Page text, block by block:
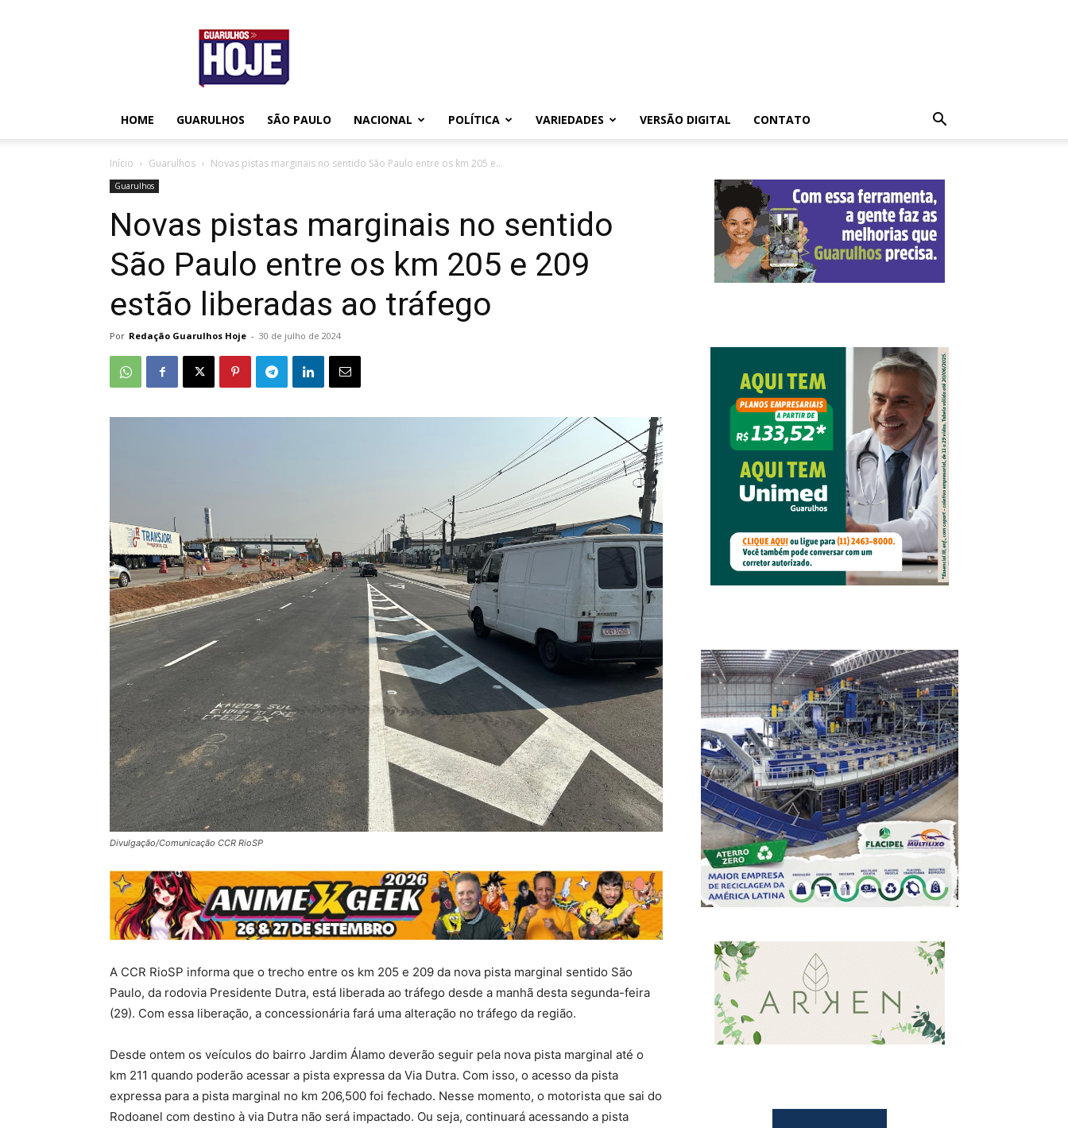
Guarulhos
Hoje
HOME GUARULHOS SÃO PAULO NACIONAL POLÍTICA VARIEDADES VERSÃO DIGITAL CONTATO
Início Guarulhos Novas pistas marginais no sentido São Paulo entre os km 205 e...
Guarulhos
Novas pistas marginais no sentido
São Paulo entre os km 205 e 209
estão liberadas ao tráfego
Por Redação Guarulhos Hoje - 30 de julho de 2024
Divulgação/Comunicação CCR RioSP
A CCR RioSP informa que o trecho entre os km 205 e 209 da nova pista marginal sentido São
Paulo, da rodovia Presidente Dutra, está liberada ao tráfego desde a manhã desta segunda-feira
(29). Com essa liberação, a concessionária fará uma alteração no tráfego da região.
Desde ontem os veículos do bairro Jardim Álamo deverão seguir pela nova pista marginal até o
km 211 quando poderão acessar a pista expressa da Via Dutra. Com isso, o acesso da pista
expressa para a pista marginal no km 206,500 foi fechado. Nesse momento, o motorista que sai do
Rodoanel com destino à via Dutra não será impactado. Ou seja, continuará acessando a pista